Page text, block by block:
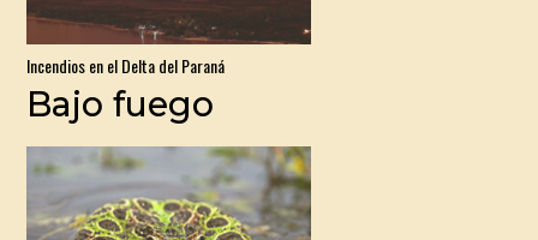
Incendios en el Delta del Paraná
Bajo fuego